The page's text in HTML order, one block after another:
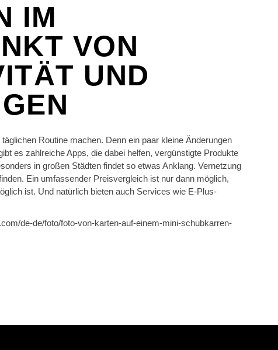
IM
VON
UND
Routine machen. Denn ein paar kleine Änderungen
es zahlreiche Apps, die dabei helfen, vergünstigte Produkte
in großen Städten findet so etwas Anklang. Vernetzung
Ein umfassender Preisvergleich ist nur dann möglich,
ist. Und natürlich bieten auch Services wie E-Plus-
de-de/foto/foto-von-karten-auf-einem-mini-schubkarren-